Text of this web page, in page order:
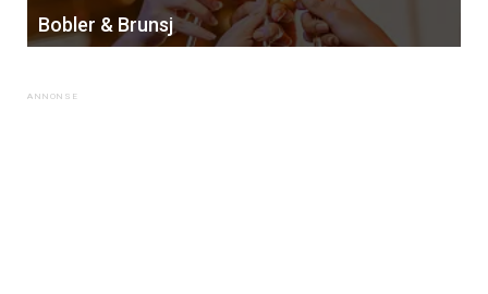
Bobler & Brunsj